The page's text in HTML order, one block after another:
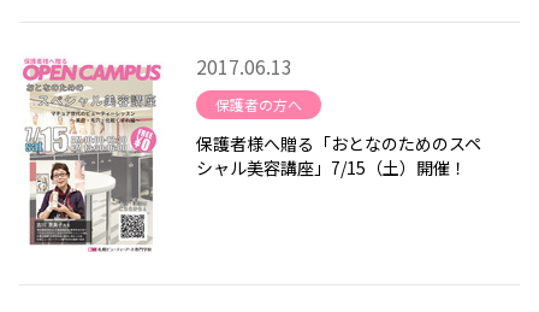
2017.06.13
保護者の方へ
保護者様へ贈る「おとなのためのスペ
シャル美容講座」7/15（土）開催！